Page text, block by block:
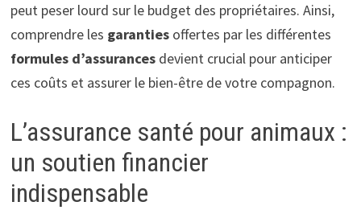
peut peser lourd sur le budget des propriétaires. Ainsi,
comprendre les garantiesoffertes par les différentes
formules d’assurancesdevient crucial pour anticiper
ces coûts et assurer le bien-être de votre compagnon.
L’assurance santé pour animaux :
un soutien financier
indispensable